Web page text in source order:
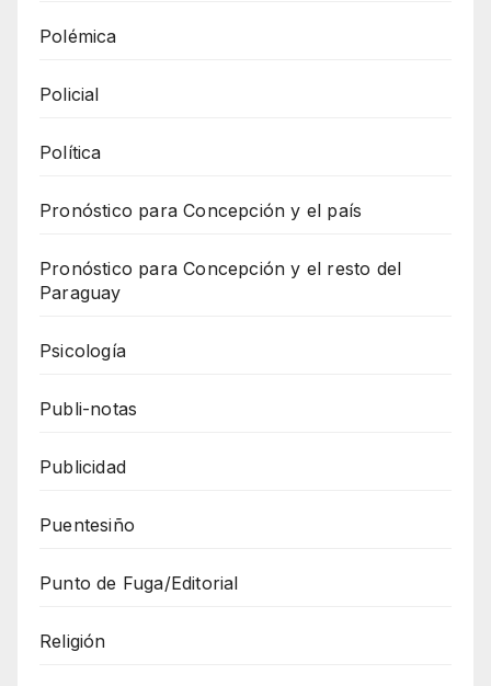
Polémica
Policial
Política
Pronóstico para Concepción y el país
Pronóstico para Concepción y el resto del
Paraguay
Psicología
Publi-notas
Publicidad
Puentesiño
Punto de Fuga/Editorial
Religión